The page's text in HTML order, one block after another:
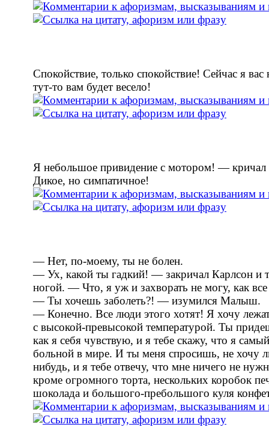
Спокойствие, только спокойствие! Сейчас я вас
тут-то вам будет весело!
Я небольшое привидение с мотором! —
Дикое, но симпатичное!
— Нет, по-моему, ты не болен.
— Ух, какой ты гадкий! — закричал Карлсон и
ногой. — Что, я уж и захворать не могу, как
— Ты хочешь заболеть?! — изумился Малыш.
— Конечно. Все люди этого хотят! Я хочу
с высокой-превысокой температурой. Ты
как я себя чувствую, и я тебе скажу, что я
больной в мире. И ты меня спросишь, не хочу
нибудь, и я тебе отвечу, что мне ничего не
кроме огромного торта, нескольких коробок
шоколада и большого-пребольшого куля